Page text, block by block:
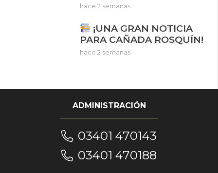
hace 2 semanas
¡UNA GRAN NOTICIA
PARA CAÑADA ROSQUÍN!
hace 2 semanas
ADMINISTRACIÓN
03401 470143
03401 470188